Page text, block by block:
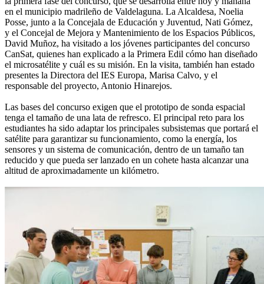
en el municipio madrileño de Valdelaguna. La Alcaldesa, Noelia
Posse, junto a la Concejala de Educación y Juventud, Nati Gómez,
y el Concejal de Mejora y Mantenimiento de los Espacios Públicos,
David Muñoz, ha visitado a los jóvenes participantes del concurso
CanSat, quienes han explicado a la Primera Edil cómo han diseñado
el microsatélite y cuál es su misión. En la visita, también han estado
presentes la Directora del IES Europa, Marisa Calvo, y el
responsable del proyecto, Antonio Hinarejos.
Las bases del concurso exigen que el prototipo de sonda espacial
tenga el tamaño de una lata de refresco. El principal reto para los
estudiantes ha sido adaptar los principales subsistemas que portará el
satélite para garantizar su funcionamiento, como la energía, los
sensores y un sistema de comunicación, dentro de un tamaño tan
reducido y que pueda ser lanzado en un cohete hasta alcanzar una
altitud de aproximadamente un kilómetro.